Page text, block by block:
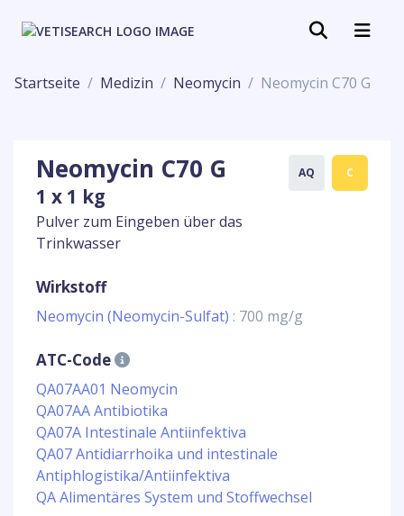
Startseite Medizin Neomycin Neomycin C70 G
Neomycin C70 G
1 x 1 kg
Pulver zum Eingeben über das
Trinkwasser
AQ C
Wirkstoff
Neomycin (Neomycin-Sulfat) : 700 mg/g
ATC-Code
QA07AA01 Neomycin
QA07AA Antibiotika
QA07A Intestinale Antiinfektiva
QA07 Antidiarrhoika und intestinale
Antiphlogistika/Antiinfektiva
QA Alimentäres System und Stoffwechsel